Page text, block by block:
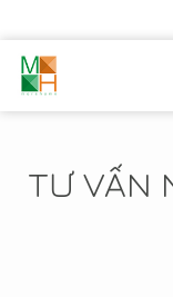
TƯ VẤN